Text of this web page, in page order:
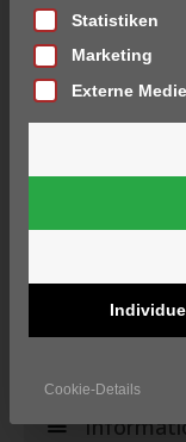
Statistiken
Marketing
Externe
Cookie-Details